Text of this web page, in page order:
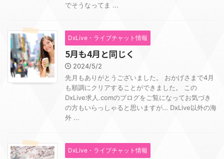
でそうなってま ...
DxLive・ライブチャット情報
5月も4月と同じく
2024/5/2
先月もありがとうございました。 おかげさまで4月
も順調にクリアすることができました。 この
DxLive求人.comのブログをご覧になってお気づき
の方もいらっしゃると思いますが… DxLive以外の海
外 ...
DxLive・ライブチャット情報